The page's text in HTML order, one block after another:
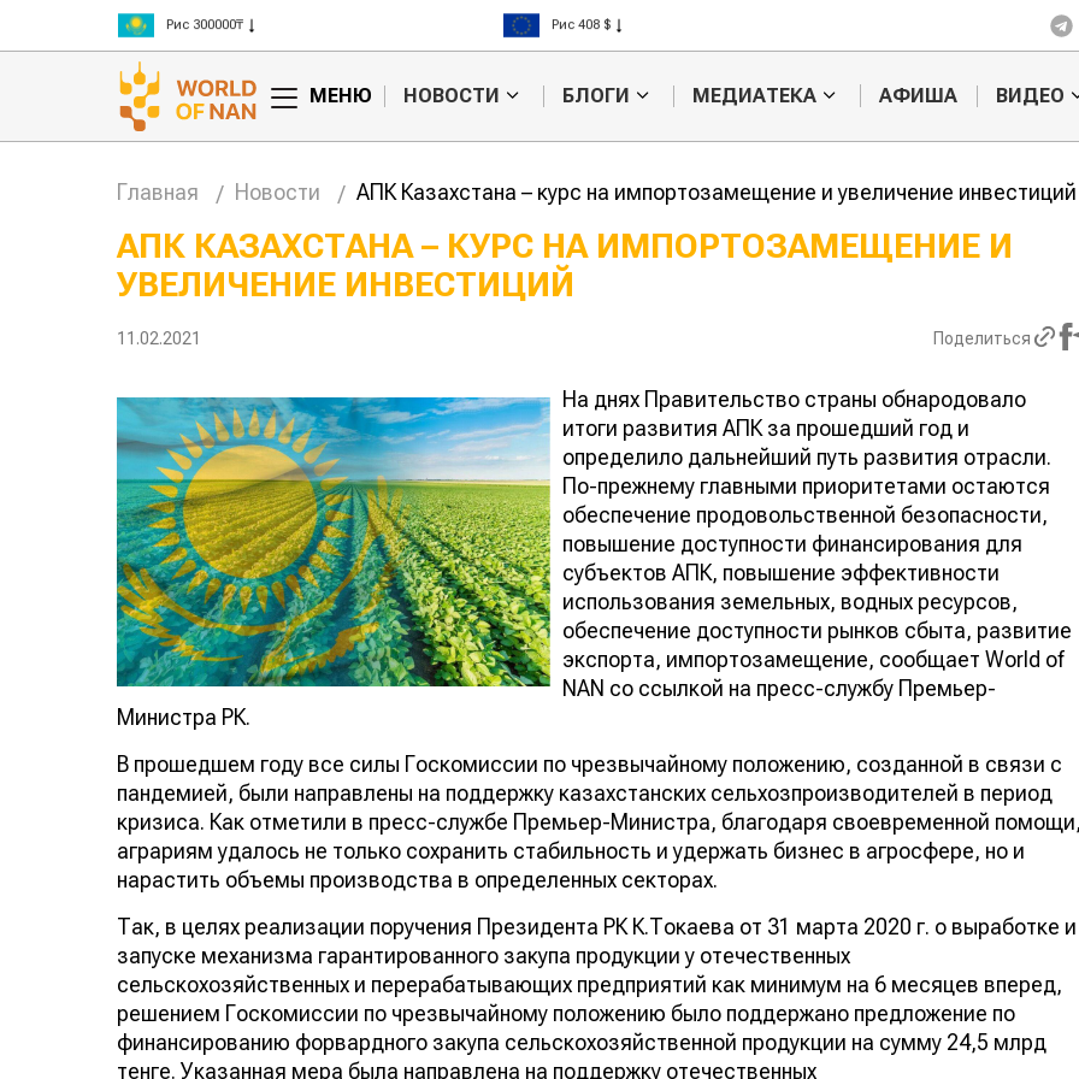
Рис 300000₸
Пшеница 3 класс 125000₸
Рис 408 $
Пшеница 423 $
МЕНЮ НОВОСТИ БЛОГИ МЕДИАТЕКА АФИША ВИДЕО
Главная Новости АПК Казахстана – курс на импортозамещение и увеличение инвестиций
АПК КАЗАХСТАНА – КУРС НА ИМПОРТОЗАМЕЩЕНИЕ И
УВЕЛИЧЕНИЕ ИНВЕСТИЦИЙ
11.02.2021 Поделиться
На днях Правительство страны обнародовало
итоги развития АПК за прошедший год и
определило дальнейший путь развития отрасли.
По-прежнему главными приоритетами остаются
обеспечение продовольственной безопасности,
повышение доступности финансирования для
субъектов АПК, повышение эффективности
использования земельных, водных ресурсов,
обеспечение доступности рынков сбыта, развитие
экспорта, импортозамещение, сообщает World of
NAN со ссылкой на пресс-службу Премьер-
Министра РК.
В прошедшем году все силы Госкомиссии по чрезвычайному положению, созданной в связи с
пандемией, были направлены на поддержку казахстанских сельхозпроизводителей в период
кризиса. Как отметили в пресс-службе Премьер-Министра, благодаря своевременной
аграриям удалось не только сохранить стабильность и удержать бизнес в агросфере, но и
нарастить объемы производства в определенных секторах.
Так, в целях реализации поручения Президента РК К.Токаева от 31 марта 2020 г. о выработке и
запуске механизма гарантированного закупа продукции у отечественных
сельскохозяйственных и перерабатывающих предприятий как минимум на 6 месяцев вперед,
решением Госкомиссии по чрезвычайному положению было поддержано предложение по
финансированию форвардного закупа сельскохозяйственной продукции на сумму 24,5 млрд
тенге. Указанная мера была направлена на поддержку отечественных
мясного